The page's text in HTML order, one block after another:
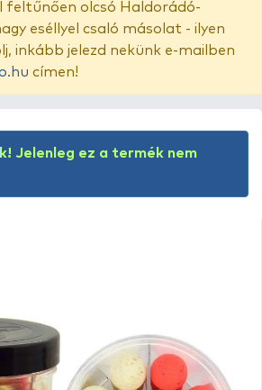
feltűnően olcsó Haldorádó-
eséllyel csaló másolat - ilyen
inkább jelezd nekünk e-mailben
címen!
Jelenleg ez a termék nem